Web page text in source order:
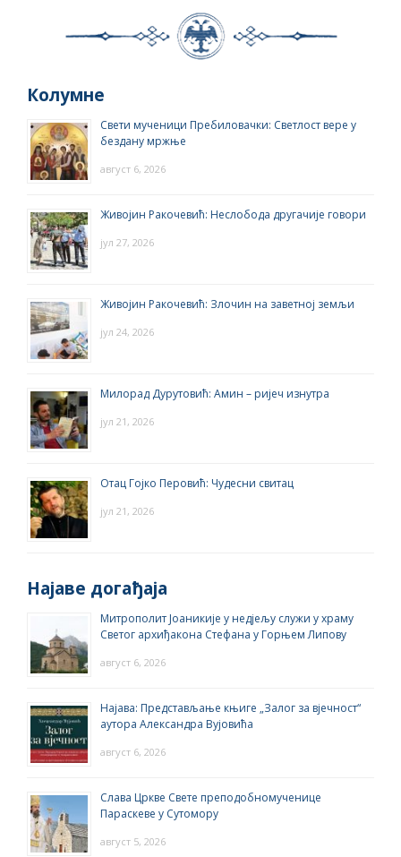
Колумне
Свети мученици Пребиловачки: Светлост вере у
бездану мржње
август 6, 2026
Живојин Ракочевић: Неслобода другачије говори
јул 27, 2026
Живојин Ракочевић: Злочин на заветној земљи
јул 24, 2026
Милорад Дурутовић: Амин – ријеч изнутра
јул 21, 2026
Отац Гојко Перовић: Чудесни свитац
јул 21, 2026
Најаве догађаја
Митрополит Јоаникије у недјељу служи у храму
Светог архиђакона Стефана у Горњем Липову
август 6, 2026
Најава: Представљање књиге „Залог за вјечност“
аутора Александра Вујовића
август 6, 2026
Слава Цркве Свете преподобномученице
Параскеве у Сутомору
август 5, 2026